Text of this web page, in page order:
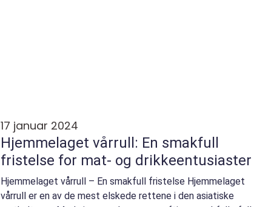
17 januar 2024
Hjemmelaget vårrull: En smakfull
fristelse for mat- og drikkeentusiaster
Hjemmelaget vårrull – En smakfull fristelse Hjemmelaget
vårrull er en av de mest elskede rettene i den asiatiske